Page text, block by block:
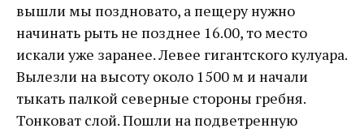
вышли мы поздновато, а пещеру нужно
начинать рыть не позднее 16.00, то место
искали уже заранее. Левее гигантского кулуара.
Вылезли на высоту около 1500 м и начали
тыкать палкой северные стороны гребня.
Тонковат слой. Пошли на подветренную